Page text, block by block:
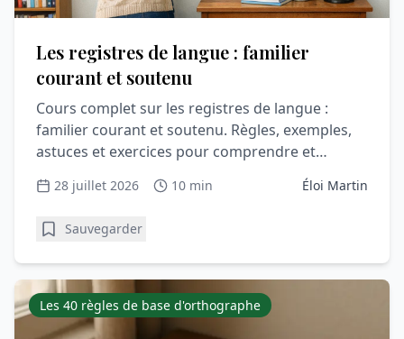
Les registres de langue : familier
courant et soutenu
Cours complet sur les registres de langue :
familier courant et soutenu. Règles, exemples,
astuces et exercices pour comprendre et
28 juillet 2026 10 min Éloi Martin
Sauvegarder
Les 40 règles de base d'orthographe